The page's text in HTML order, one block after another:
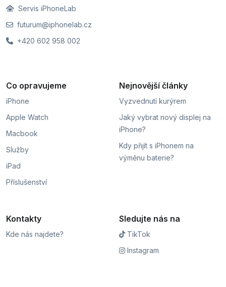
Servis iPhoneLab
futurum@iphonelab.cz
+420 602 958 002
Co opravujeme
iPhone
Apple Watch
Macbook
Služby
iPad
Příslušenství
Nejnovější články
Vyzvednutí kurýrem
Jaký vybrat nový displej na
iPhone?
Kdy přijít s iPhonem na
výměnu baterie?
Kontakty
Kde nás najdete?
Sledujte nás na
TikTok
Instagram